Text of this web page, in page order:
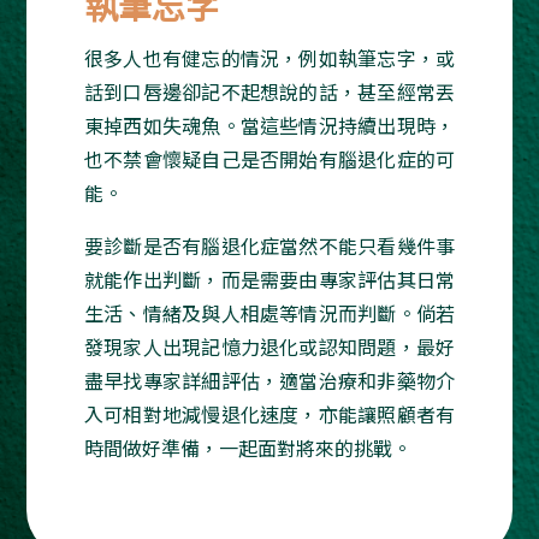
很多人也有健忘的情況，例如執筆忘字，或
話到口唇邊卻記不起想說的話，甚至經常丟
東掉西如失魂魚。當這些情況持續出現時，
也不禁會懷疑自己是否開始有腦退化症的可
能。
要診斷是否有腦退化症當然不能只看幾件事
就能作出判斷，而是需要由專家評估其日常
生活、情緒及與人相處等情況而判斷。倘若
發現家人出現記憶力退化或認知問題，最好
盡早找專家詳細評估，適當治療和非藥物介
入可相對地減慢退化速度，亦能讓照顧者有
時間做好準備，一起面對將來的挑戰。